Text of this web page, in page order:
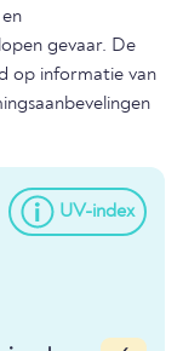
gevaar. De
op informatie van
UV-index